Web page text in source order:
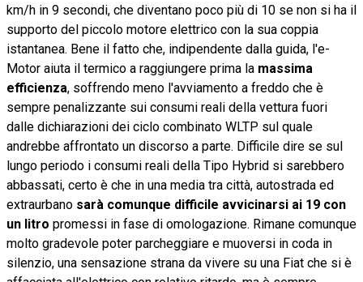
km/h in 9 secondi, che diventano poco più di 10 se non si ha il
supporto del piccolo motore elettrico con la sua coppia
istantanea. Bene il fatto che, indipendente dalla guida, l'e-
Motor aiuta il termico a raggiungere prima la massima
efficienza, soffrendo meno l'avviamento a freddo che è
sempre penalizzante sui consumi reali della vettura fuori
dalle dichiarazioni dei ciclo combinato WLTP sul quale
andrebbe affrontato un discorso a parte. Difficile dire se sul
lungo periodo i consumi reali della Tipo Hybrid si sarebbero
abbassati, certo è che in una media tra città, autostrada ed
extraurbano sarà comunque difficile avvicinarsi ai 19 con
un litro promessi in fase di omologazione. Rimane comunque
molto gradevole poter parcheggiare e muoversi in coda in
silenzio, una sensazione strana da vivere su una Fiat che si è